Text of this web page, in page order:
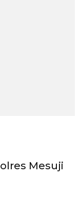
Mesuji